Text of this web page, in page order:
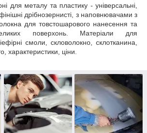
для металу та пластику - універсальні,
дрібнозернисті, з наповнювачами з
для товстошарового нанесення та
поверхонь. Матеріали для
смоли, скловолокно, склотканина,
характеристики, ціни.